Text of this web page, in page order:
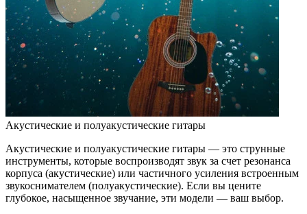
Акустические и полуакустические гитары
Акустические и полуакустические гитары — это струнные
инструменты, которые воспроизводят звук за счет резонанса
корпуса (акустические) или частичного усиления встроенным
звукоснимателем (полуакустические). Если вы цените
глубокое, насыщенное звучание, эти модели — ваш выбор.